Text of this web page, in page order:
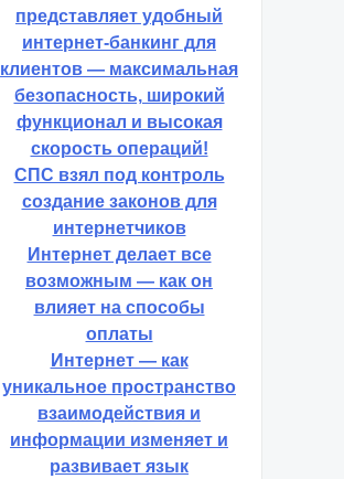
представляет удобный
интернет-банкинг для
клиентов — максимальная
безопасность, широкий
функционал и высокая
скорость операций!
СПС взял под контроль
создание законов для
интернетчиков
Интернет делает все
возможным — как он
влияет на способы
оплаты
Интернет — как
уникальное пространство
взаимодействия и
информации изменяет и
развивает язык